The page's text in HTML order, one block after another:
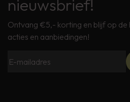
nieuwsbrief!
Ontvang €5,- korting en blijf op
acties en aanbiedingen!